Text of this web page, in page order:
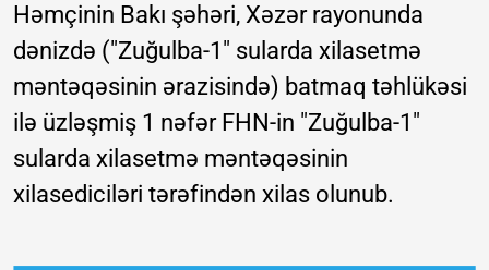
Həmçinin Bakı şəhəri, Xəzər rayonunda
dənizdə ("Zuğulba-1" sularda xilasetmə
məntəqəsinin ərazisində) batmaq təhlükəsi
ilə üzləşmiş 1 nəfər FHN-in "Zuğulba-1"
sularda xilasetmə məntəqəsinin
xilasediciləri tərəfindən xilas olunub.